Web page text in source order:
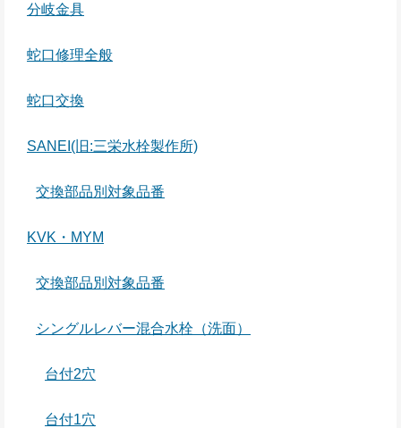
分岐金具
蛇口修理全般
蛇口交換
SANEI(旧:三栄水栓製作所)
交換部品別対象品番
KVK・MYM
交換部品別対象品番
シングルレバー混合水栓（洗面）
台付2穴
台付1穴